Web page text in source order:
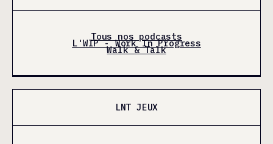
Tous nos podcasts
L'WIP - Work In Progress
Walk & Talk
LNT JEUX